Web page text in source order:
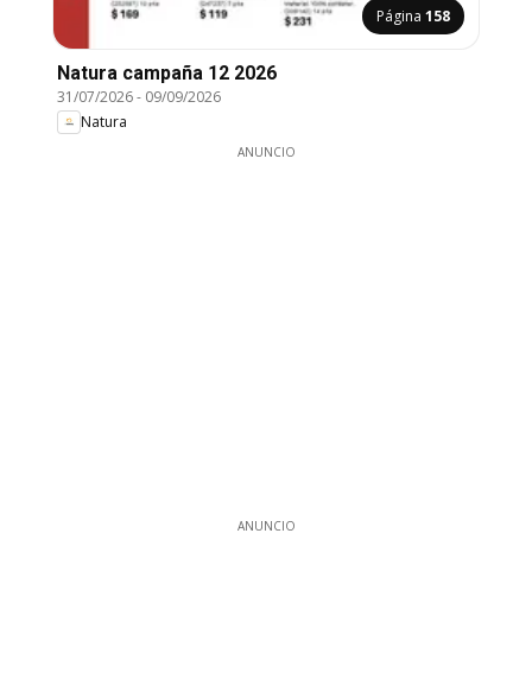
Página 158
Natura campaña 12 2026
31/07/2026- 09/09/2026
Natura
ANUNCIO
ANUNCIO